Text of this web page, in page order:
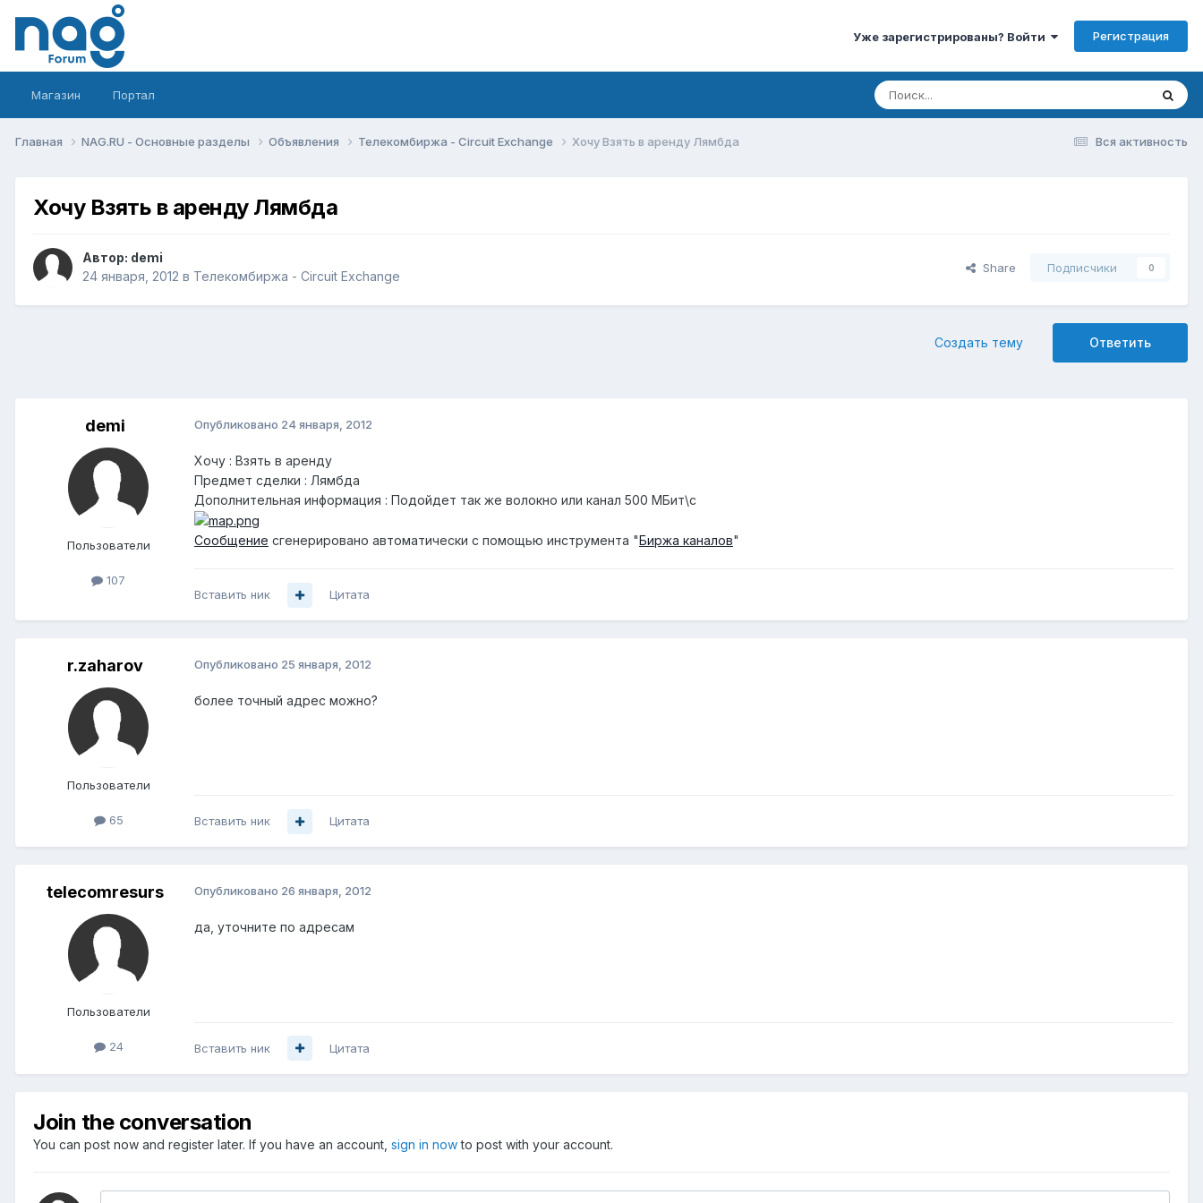
Уже зарегистрированы? Войти Регистрация
Магазин Портал
Вся активность
Главная NAG.RU - Основные разделы Объявления Телекомбиржа - Circuit Exchange Хочу Взять в аренду Лямбда
Хочу Взять в аренду Лямбда
Автор: demi
24 января, 2012 в Телекомбиржа - Circuit Exchange
Share Подписчики 0
Ответить
Создать тему
demi
Пользователи
107
Опубликовано 24 января, 2012
Хочу : Взять в аренду
Предмет сделки : Лямбда
Дополнительная информация : Подойдет так же волокно или канал 500 МБит\с
Сообщение сгенерировано автоматически с помощью инструмента "Биржа каналов"
Вставить ник Цитата
r.zaharov
Пользователи
65
Опубликовано 25 января, 2012
более точный адрес можно?
Вставить ник Цитата
telecomresurs
Пользователи
24
Опубликовано 26 января, 2012
да, уточните по адресам
Вставить ник Цитата
Join the conversation
You can post now and register later. If you have an account, sign in nowto post with your account.